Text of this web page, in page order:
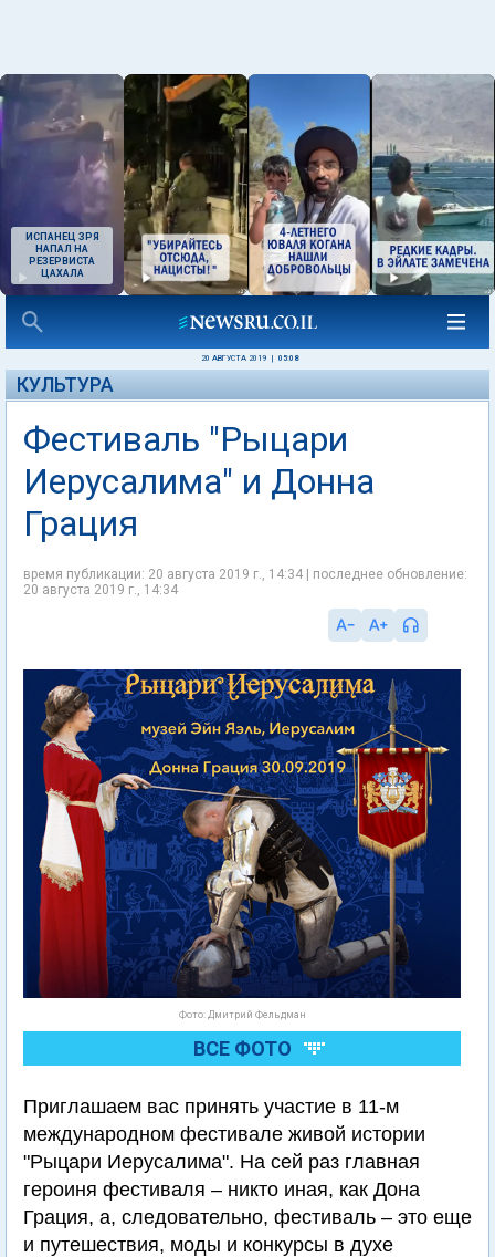
ИСПАНЕЦ ЗРЯ
НАПАЛ НА
РЕЗЕРВИСТА
ЦАХАЛА
20 АВГУСТА 2019 05:08
КУЛЬТУРА
Фестиваль "Рыцари
Иерусалима" и Донна
Грация
время публикации: 20 августа 2019 г., 14:34 | последнее обновление:
20 августа 2019 г., 14:34
Фото: Дмитрий Фельдман
ВСЕ ФОТО
Приглашаем вас принять участие в 11-м
международном фестивале живой истории
"Рыцари Иерусалима". На сей раз главная
героиня фестиваля – никто иная, как Дона
Грация, а, следовательно, фестиваль – это еще
и путешествия, моды и конкурсы в духе